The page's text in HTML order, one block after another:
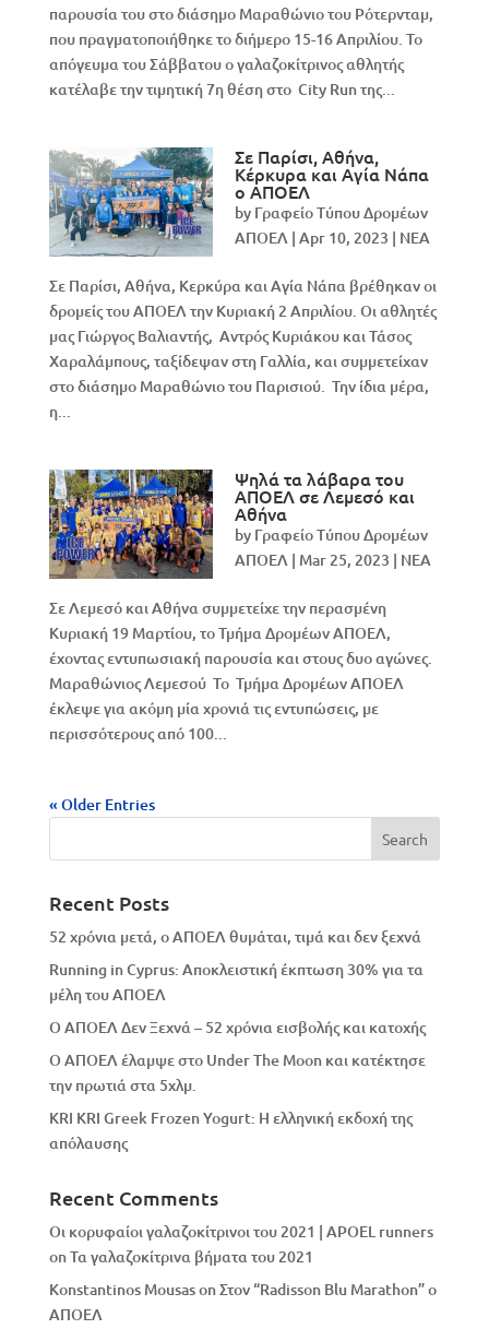
παρουσία του στο διάσημο Μαραθώνιο του Ρότερνταμ,
που πραγματοποιήθηκε το διήμερο 15-16 Απριλίου. Το
απόγευμα του Σάββατου ο γαλαζοκίτρινος αθλητής
κατέλαβε την τιμητική 7η θέση στο City Run της...
Σε Παρίσι, Αθήνα,
Κέρκυρα και Αγία Νάπα
ο ΑΠΟΕΛ
by Γραφείο Τύπου Δρομέων
ΑΠΟΕΛ | Apr 10, 2023 | NEA
Σε Παρίσι, Αθήνα, Κερκύρα και Αγία Νάπα βρέθηκαν οι
δρομείς του ΑΠΟΕΛ την Κυριακή 2 Απριλίου. Οι αθλητές
μας Γιώργος Βαλιαντής, Αντρός Κυριάκου και Τάσος
Χαραλάμπους, ταξίδεψαν στη Γαλλία, και συμμετείχαν
στο διάσημο Μαραθώνιο του Παρισιού. Την ίδια μέρα,
η...
Ψηλά τα λάβαρα του
ΑΠΟΕΛ σε Λεμεσό και
Αθήνα
by Γραφείο Τύπου Δρομέων
ΑΠΟΕΛ | Mar 25, 2023 | NEA
Σε Λεμεσό και Αθήνα συμμετείχε την περασμένη
Κυριακή 19 Μαρτίου, το Τμήμα Δρομέων ΑΠΟΕΛ,
έχοντας εντυπωσιακή παρουσία και στους δυο αγώνες.
Μαραθώνιος Λεμεσού Το Τμήμα Δρομέων ΑΠΟΕΛ
έκλεψε για ακόμη μία χρονιά τις εντυπώσεις, με
περισσότερους από 100...
« Older Entries
Recent Posts
52 χρόνια μετά, ο ΑΠΟΕΛ θυμάται, τιμά και δεν ξεχνά
Running in Cyprus: Αποκλειστική έκπτωση 30% για τα
μέλη του ΑΠΟΕΛ
Ο ΑΠΟΕΛ Δεν Ξεχνά – 52 χρόνια εισβολής και κατοχής
Ο ΑΠΟΕΛ έλαμψε στο Under The Moon και κατέκτησε
την πρωτιά στα 5χλμ.
KRI KRI Greek Frozen Yogurt: Η ελληνική εκδοχή της
απόλαυσης
Recent Comments
Οι κορυφαίοι γαλαζοκίτρινοι του 2021 | APOEL runners
onΤα γαλαζοκίτρινα βήματα του 2021
Konstantinos MousasonΣτον “Radisson Blu Marathon” ο
ΑΠΟΕΛ